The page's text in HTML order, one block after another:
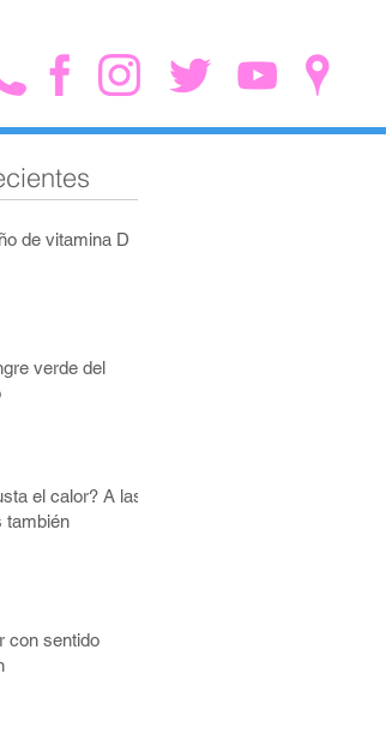
de vitamina D
verde del
el calor? A las
también
con sentido